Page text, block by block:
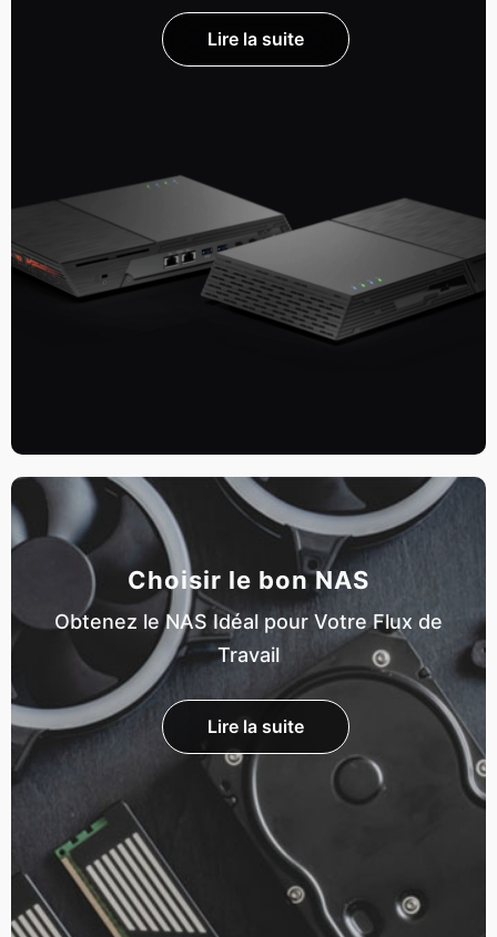
Lire la suite
Choisir le bon NAS
Obtenez le NAS Idéal pour Votre Flux de
Travail
Lire la suite